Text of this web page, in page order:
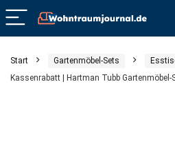
Start Gartenmöbel-Sets
Kassenrabatt | Hartman Tubb